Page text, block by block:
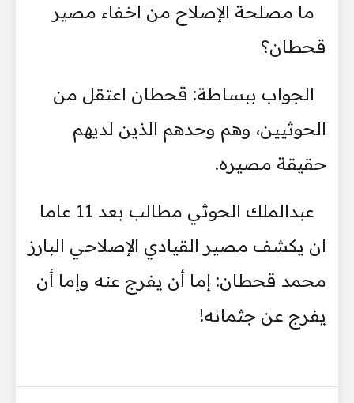
ما مصلحة الإصلاح من اخفاء مصير
قحطان؟
الجواب ببساطة: قحطان اعتقل من
الحوثيين، وهم وحدهم الذين لديهم
حقيقة مصيره.
عبدالملك الحوثي مطالب بعد 11 عاما
ان يكشف مصير القيادي الإصلاحي البارز
محمد قحطان: إما أن يفرج عنه وإما أن
يفرج عن جثمانه!